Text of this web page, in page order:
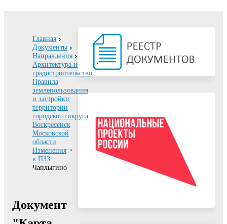
Главная
Документы
Направления
Архитектура и
градостроительство
Правила
землепользования
и застройки
территории
городского округа
Воскресенск
Московской
области
Изменения
в ПЗЗ
Чаплыгино
Документ